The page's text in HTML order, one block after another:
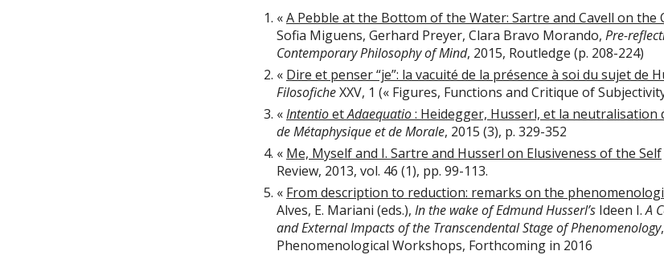
«A Pebble at the Bottom of the Water: Sartre and Cavell on the
Sofia Miguens, Gerhard Preyer, Clara Bravo Morando, Pre-
Contemporary Philosophy of Mind, 2015, Routledge (p. 208-224)
« Dire et penser “je”: la vacuité de la présence à soi du sujet de
FilosoficheXXV, 1 (« Figures, Functions and Critique of
«IntentioetAdaequatio: Heidegger, Husserl, et la neutralisation
de Métaphysique et de Morale, 2015 (3), p. 329-352
« Me, Myself and I. Sartre and Husserl on Elusiveness of the Self
Review, 2013, vol. 46 (1), pp. 99-113.
« From description to reduction: remarks on the
Alves, E. Mariani (eds.), In the wake of Edmund Husserl’s Ideen I.A
and External Impacts of the Transcendental Stage of Phenomenology
Phenomenological Workshops, Forthcoming in 2016